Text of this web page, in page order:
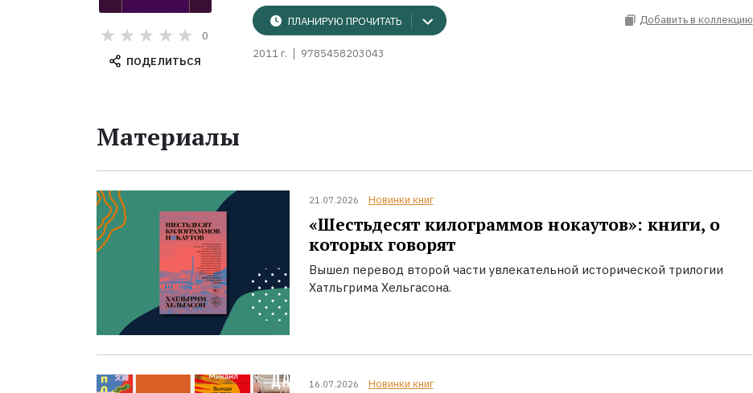
0
ПОДЕЛИТЬСЯ
ПЛАНИРУЮ ПРОЧИТАТЬ Добавить в коллекцию
2011 г. 9785458203043
Материалы
21.07.2026 Новинки книг
«Шестьдесят килограммов нокаутов»: книги, о
которых говорят
Вышел перевод второй части увлекательной исторической трилогии
Хатльгрима Хельгасона.
16.07.2026 Новинки книг